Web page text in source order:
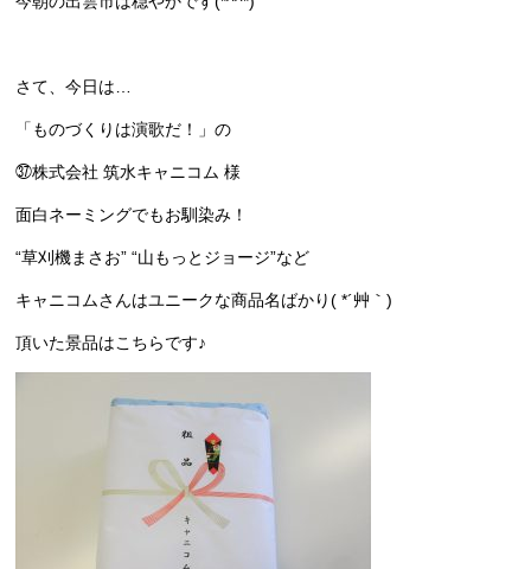
さて、今日は…
「ものづくりは演歌だ！」の
㊲株式会社 筑水キャニコム 様
面白ネーミングでもお馴染み！
“草刈機まさお” “山もっとジョージ”など
キャニコムさんはユニークな商品名ばかり( *´艸｀)
頂いた景品はこちらです♪